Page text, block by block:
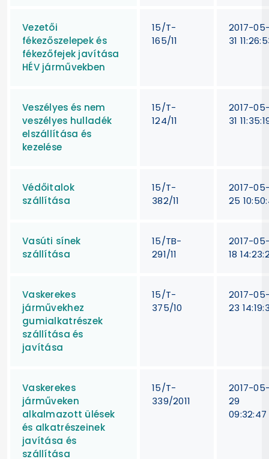
Vezetői
fékezőszelepek és
fékezőfejek javítása
HÉV járművekben
15/T-
165/11
2017-
31
Veszélyes és nem
veszélyes hulladék
elszállítása és
kezelése
15/T-
124/11
2017-
31
Védőitalok
szállítása
15/T-
382/11
2017-
25
Vasúti sínek
szállítása
15/TB-
291/11
2017-
18
Vaskerekes
járművekhez
gumialkatrészek
szállítása és
javítása
15/T-
375/10
2017-
23
Vaskerekes
járműveken
alkalmazott ülések
és alkatrészeinek
javítása és
szállítása
15/T-
339/2011
2017-
29
09:32:47